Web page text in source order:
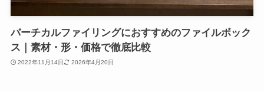
バーチカルファイリングにおすすめのファイルボック
ス｜素材・形・価格で徹底比較
2022年11月14日 2026年4月20日